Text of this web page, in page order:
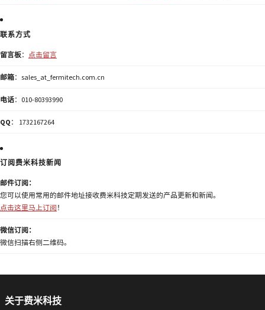
联系方式
留言板： 点击留言
邮箱：sales_at_fermitech.com.cn
电话：010-80393990
QQ ： 1732167264
订阅费米科技新闻
邮件订阅：
您可以使用常用的邮件地址接收费米科技定期发送的产品更新和新闻。
点击这里马上订阅 ！
微信订阅：
微信扫描右侧二维码。
关于费米科技